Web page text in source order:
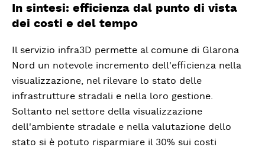
In sintesi: efficienza dal punto di vista
dei costi e del tempo
Il servizio infra3D permette al comune di Glarona
Nord un notevole incremento dell'efficienza nella
visualizzazione, nel rilevare lo stato delle
infrastrutture stradali e nella loro gestione.
Soltanto nel settore della visualizzazione
dell'ambiente stradale e nella valutazione dello
stato si è potuto risparmiare il 30% sui costi